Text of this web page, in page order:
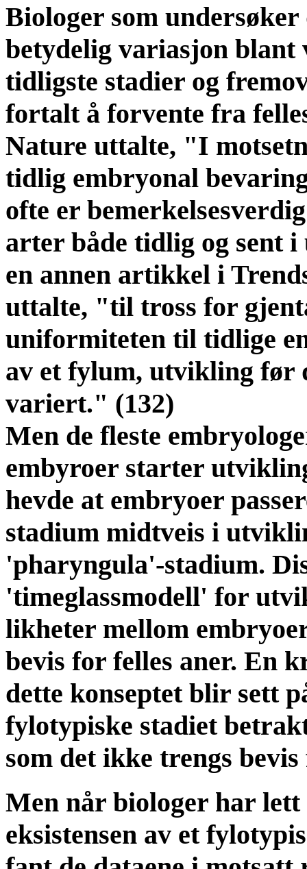
Biologer som
betydelig variasjon
tidligste stadier og
fortalt å forvente fra
Nature uttalte, "I
tidlig embryonal
ofte er
arter både tidlig og sent
en annen artikkel i
uttalte, "til tross for
uniformiteten til tidlige
av et fylum, utvikling før
variert." (132)
Men de fleste
embyroer starter
hevde at embryoer
stadium midtveis i
'pharyngula'-stadium.
'timeglassmodell' for
likheter mellom
bevis for felles aner. En
dette konseptet blir sett
fylotypiske stadiet
som det ikke trengs
Men når biologer har lett
eksistensen av et